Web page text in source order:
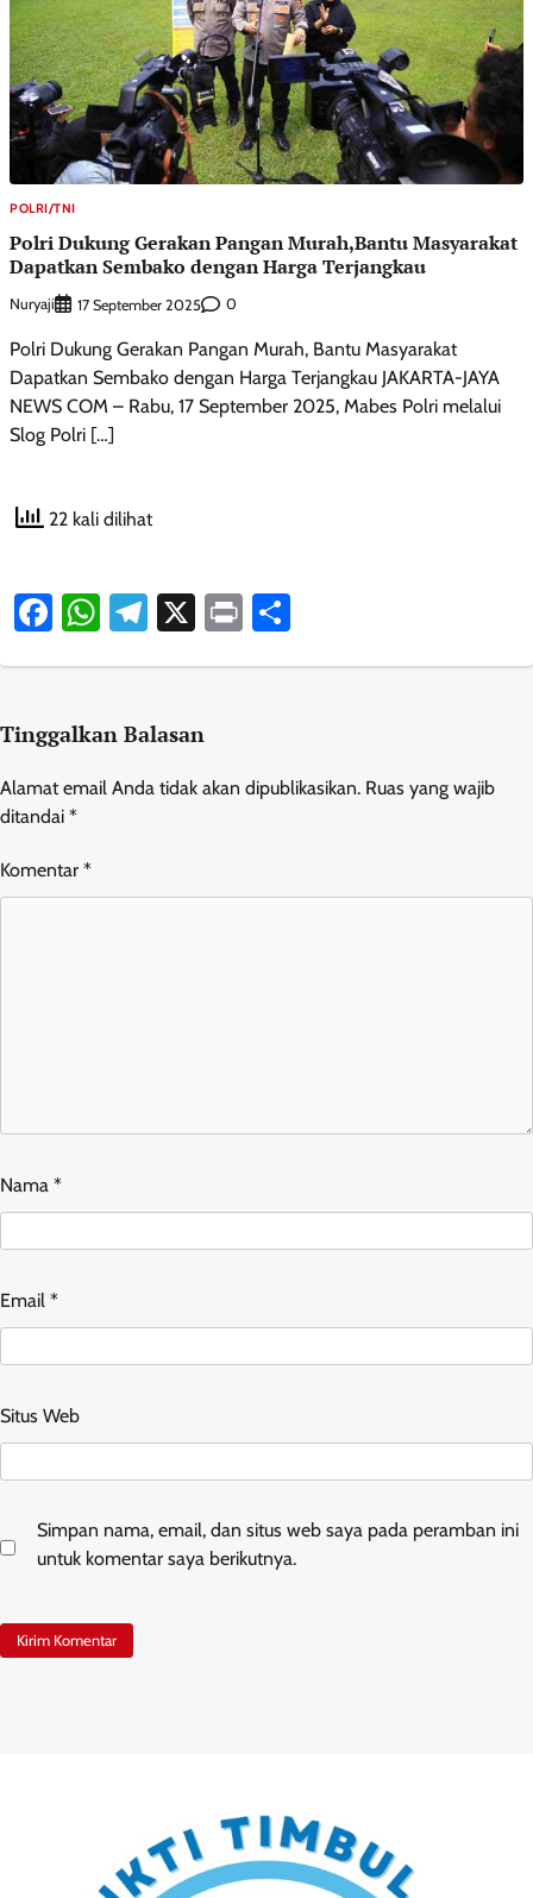
POLRI/TNI
Polri Dukung Gerakan Pangan Murah,Bantu Masyarakat
Dapatkan Sembako dengan Harga Terjangkau
Nuryaji 17 September 2025 0
Polri Dukung Gerakan Pangan Murah, Bantu Masyarakat
Dapatkan Sembako dengan Harga Terjangkau JAKARTA-JAYA
NEWS COM – Rabu, 17 September 2025, Mabes Polri melalui
Slog Polri […]
22 kali dilihat
Facebook
WhatsApp
Telegram
X Print
Tinggalkan Balasan
Alamat email Anda tidak akan dipublikasikan. Ruas yang wajib
ditandai *
Komentar *
Nama *
Email *
Situs Web
Simpan nama, email, dan situs web saya pada peramban ini
untuk komentar saya berikutnya.